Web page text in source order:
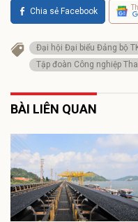
Chia sẻ Facebook
Đại hội Đại biểu Đảng bộ
Tập đoàn Công nghiệp
BÀI LIÊN QUAN